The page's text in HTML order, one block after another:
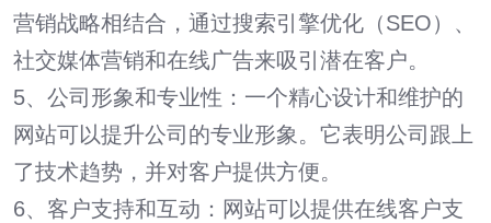
营销战略相结合，通过搜索引擎优化（SEO）、
社交媒体营销和在线广告来吸引潜在客户。
5、公司形象和专业性：一个精心设计和维护的
网站可以提升公司的专业形象。它表明公司跟上
了技术趋势，并对客户提供方便。
6、客户支持和互动：网站可以提供在线客户支